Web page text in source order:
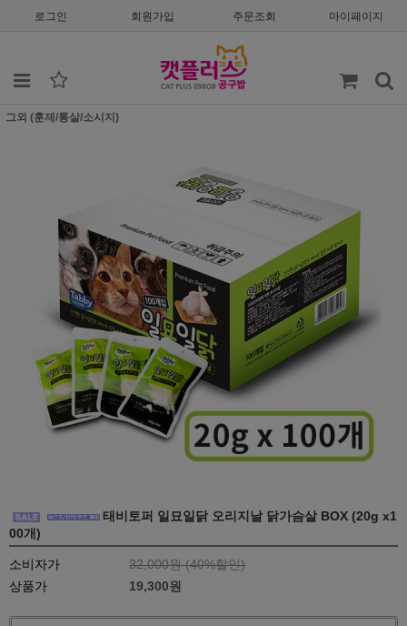
로그인 회원가입 주문조회 마이페이지
그외 (훈제/통살/소시지)
태비토퍼 일묘일닭 오리지날 닭가슴살 BOX (20g x1
00개)
소비자가 32,000원 (40%할인)
상품가
19,300원